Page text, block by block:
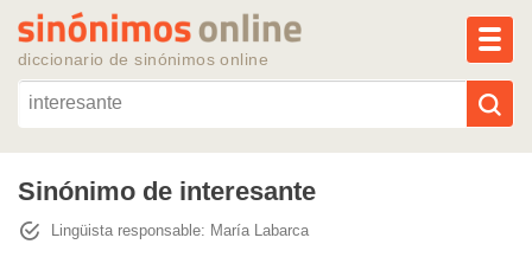
diccionario de sinónimos online
Reescribir texto con IA
Sinónimos populares
Sinónimo de interesante
Lingüista responsable: María Labarca